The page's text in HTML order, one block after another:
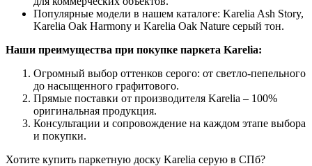
Популярные модели в нашем каталоге: Karelia Ash Story,
Karelia Oak Harmony и Karelia Oak Nature серый тон.
Наши преимущества при покупке паркета Karelia:
Огромный выбор оттенков серого: от светло-пепельного
до насыщенного графитового.
Прямые поставки от производителя Karelia – 100%
оригинальная продукция.
Консультации и сопровождение на каждом этапе выбора
и покупки.
Хотите купить паркетную доску Karelia серую в СПб?